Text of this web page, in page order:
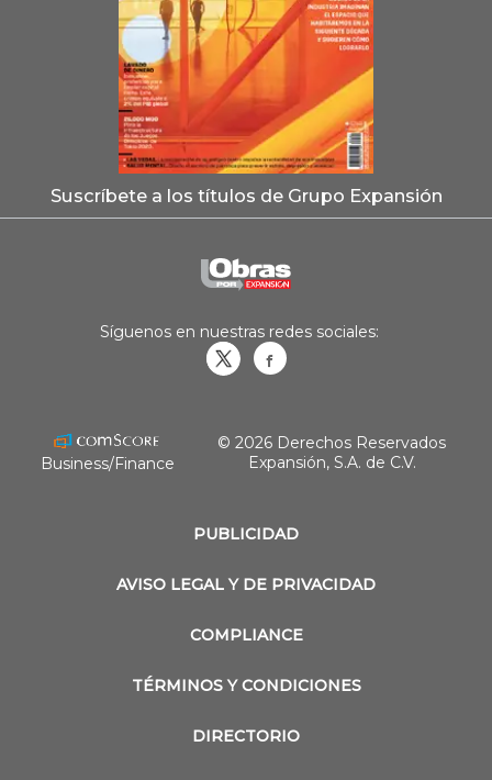
Suscríbete a los títulos de Grupo Expansión
PUBLICIDAD
AVISO LEGAL Y DE PRIVACIDAD
COMPLIANCE
TÉRMINOS Y CONDICIONES
DIRECTORIO
Síguenos en nuestras redes sociales:
Business/Finance
© 2026 Derechos Reservados
Expansión, S.A. de C.V.